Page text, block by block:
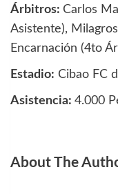
Árbitros: Carlos
Asistente),
Encarnación (4to
Estadio: Cibao FC
Asistencia: 4.000
About The